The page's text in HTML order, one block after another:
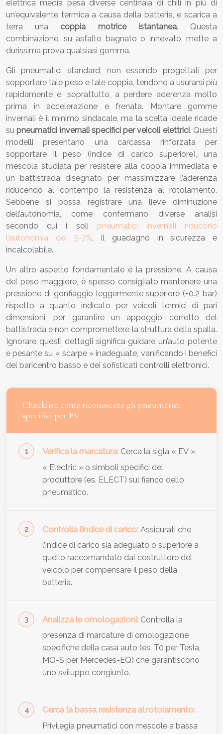
elettrica media pesa diverse centinaia di chili in più di
un’equivalente termica a causa della batteria, e scarica a
terra una coppia motrice istantanea. Questa
combinazione, su asfalto bagnato o innevato, mette a
durissima prova qualsiasi gomma.
Gli pneumatici standard, non essendo progettati per
sopportare tale peso e tale coppia, tendono a usurarsi più
rapidamente e, soprattutto, a perdere aderenza molto
prima in accelerazione e frenata. Montare gomme
invernali è il minimo sindacale, ma la scelta ideale ricade
su pneumatici invernali specifici per veicoli elettrici. Questi
modelli presentano una carcassa rinforzata per
sopportare il peso (indice di carico superiore), una
mescola studiata per resistere alla coppia immediata e
un battistrada disegnato per massimizzare l’aderenza
riducendo al contempo la resistenza al rotolamento.
Sebbene si possa registrare una lieve diminuzione
dell’autonomia, come confermano diverse analisi
secondo cui i soli pneumatici invernali riducono
l’autonomia del 5-7%, il guadagno in sicurezza è
incalcolabile.
Un altro aspetto fondamentale è la pressione. A causa
del peso maggiore, è spesso consigliato mantenere una
pressione di gonfiaggio leggermente superiore (+0.2 bar)
rispetto a quanto indicato per veicoli termici di pari
dimensioni, per garantire un appoggio corretto del
battistrada e non compromettere la struttura della spalla.
Ignorare questi dettagli significa guidare un’auto potente
e pesante su « scarpe » inadeguate, vanificando i benefici
del baricentro basso e dei sofisticati controlli elettronici.
Checklist: come riconoscere gli pneumatici
specifici per EV
Verifica la marcatura: Cerca la sigla « EV »,
« Electric » o simboli specifici del
produttore (es. ELECT) sul fianco dello
pneumatico.
Controlla l’indice di carico: Assicurati che
l’indice di carico sia adeguato o superiore a
quello raccomandato dal costruttore del
veicolo per compensare il peso della
batteria.
Analizza le omologazioni: Controlla la
presenza di marcature di omologazione
specifiche della casa auto (es. T0 per Tesla,
MO-S per Mercedes-EQ) che garantiscono
uno sviluppo congiunto.
Cerca la bassa resistenza al rotolamento:
Privilegia pneumatici con mescole a bassa